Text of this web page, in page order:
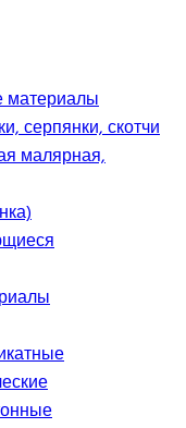
серпянки, скотчи
малярная,